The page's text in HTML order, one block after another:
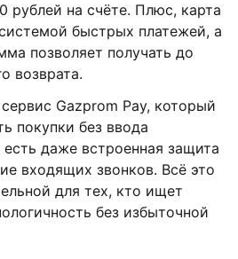
рублей на счёте. Плюс, карта
быстрых платежей, а
позволяет получать до
возврата.
Gazprom Pay, который
покупки без ввода
даже встроенная защита
входящих звонков. Всё это
для тех, кто ищет
без избыточной